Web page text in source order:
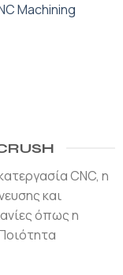
Machining
CNC, η
και
όπως η